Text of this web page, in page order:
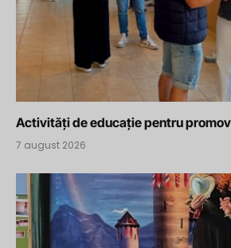
Activități de educație pentru
7 august 2026